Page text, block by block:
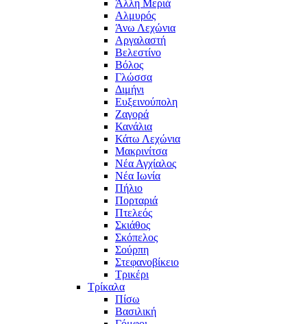
Άλλη Μεριά
Αλμυρός
Άνω Λεχώνια
Αργαλαστή
Βελεστίνο
Βόλος
Γλώσσα
Διμήνι
Ευξεινούπολη
Ζαγορά
Κανάλια
Κάτω Λεχώνια
Μακρινίτσα
Νέα Αγχίαλος
Νέα Ιωνία
Πήλιο
Πορταριά
Πτελεός
Σκιάθος
Σκόπελος
Σούρπη
Στεφανοβίκειο
Τρικέρι
Τρίκαλα
Πίσω
Βασιλική